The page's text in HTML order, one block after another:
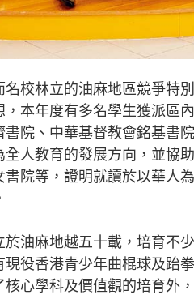
林立的油麻地區競爭特
本年度有多名學生獲派區
書院、中華基督教會銘基書
人教育的發展方向，並協
院等，證明就讀於以華人
麻地越五十載，培育不
役香港青少年曲棍球及跆
心學科及價值觀的培育外